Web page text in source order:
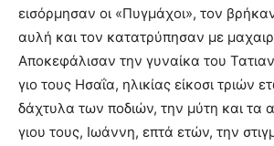
εισόρμησαν οι «Πυγμάχοι», τον
αυλή και τον κατατρύπησαν με
Αποκεφάλισαν την γυναίκα του
γιο τους Ησαΐα, ηλικίας είκοσι τριών
δάχτυλα των ποδιών, την μύτη και τα
γιου τους, Ιωάννη, επτά ετών, την